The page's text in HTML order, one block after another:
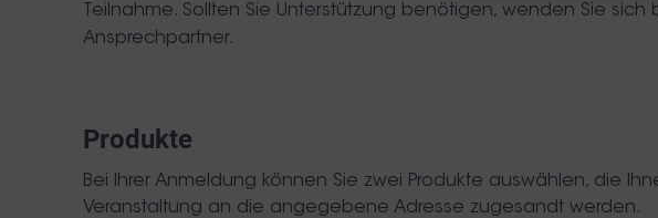
Teilnahme. Sollten Sie Unterstützung benötigen, wenden Sie sich
Ansprechpartner.
Produkte
Bei Ihrer Anmeldung können Sie zwei Produkte auswählen, die
Veranstaltung an die angegebene Adresse zugesandt werden.